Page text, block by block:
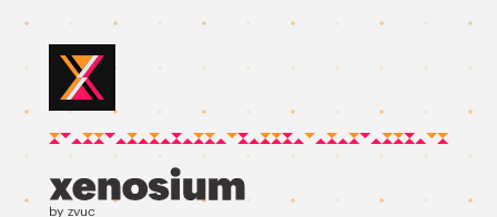
by zvuc